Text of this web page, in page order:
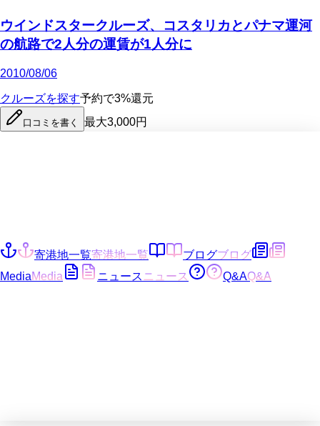
ウインドスタークルーズ、コスタリカとパナマ運河
の航路で2人分の運賃が1人分に
2010/08/06
クルーズを探す予約で3%還元
口コミを書く 最大3,000円
寄港地一覧寄港地一覧 ブログブログ
MediaMedia ニュース ニュース Q&AQ&A